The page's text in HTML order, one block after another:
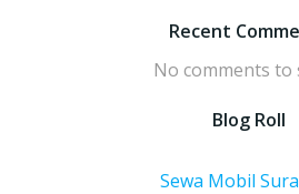
Recent
No comments to
Blog Roll
Sewa Mobil